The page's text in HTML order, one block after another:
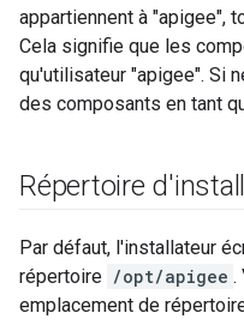
appartiennent à "apigee",
Cela signifie que les
qu'utilisateur "apigee". Si
des composants en tant
Répertoire
Par défaut, l'installateur
répertoire /opt/apigee .
emplacement de